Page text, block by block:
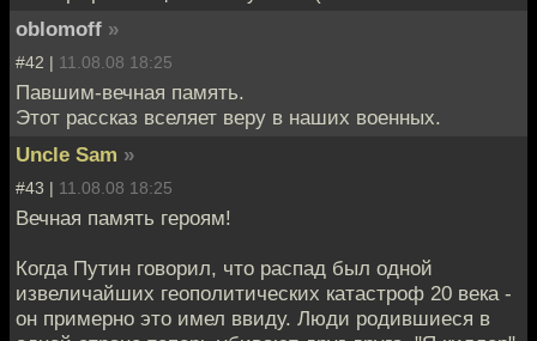
oblomoff »
#42 | 11.08.08 18:25
Павшим-вечная память.
Этот рассказ вселяет веру в наших военных.
Uncle Sam »
#43 | 11.08.08 18:25
Вечная память героям!
Когда Путин говорил, что распад был одной
извеличайших геополитических катастроф 20 века -
он примерно это имел ввиду. Люди родившиеся в